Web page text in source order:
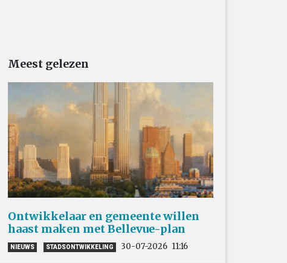
Meest gelezen
Ontwikkelaar en gemeente willen
haast maken met Bellevue-plan
NIEUWS STADSONTWIKKELING 30-07-2026 11:16